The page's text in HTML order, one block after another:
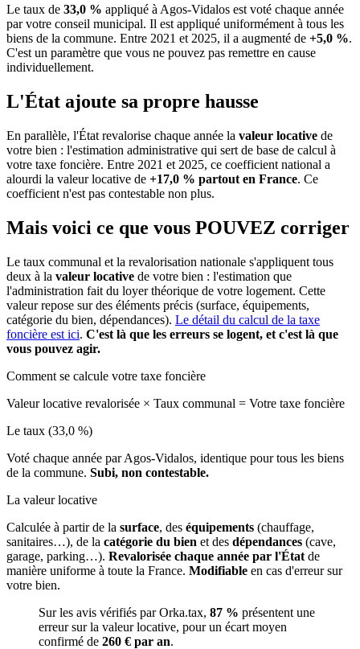
Le taux de 33,0 % appliqué à Agos-Vidalos est voté chaque année
par votre conseil municipal. Il est appliqué uniformément à tous les
biens de la commune. Entre 2021 et 2025, il a augmenté de +5,0 %.
C'est un paramètre que vous ne pouvez pas remettre en cause
individuellement.
L'État ajoute sa propre hausse
En parallèle, l'État revalorise chaque année la valeur locative de
votre bien : l'estimation administrative qui sert de base de calcul à
votre taxe foncière. Entre 2021 et 2025, ce coefficient national a
alourdi la valeur locative de +17,0 % partout en France. Ce
coefficient n'est pas contestable non plus.
Mais voici ce que vous POUVEZ corriger
Le taux communal et la revalorisation nationale s'appliquent tous
deux à la valeur locative de votre bien : l'estimation que
l'administration fait du loyer théorique de votre logement. Cette
valeur repose sur des éléments précis (surface, équipements,
catégorie du bien, dépendances). Le détail du calcul de la taxe
foncière est ici. C'est là que les erreurs se logent, et c'est là que
vous pouvez agir.
Comment se calcule votre taxe foncière
Valeur locative revalorisée × Taux communal = Votre taxe foncière
Le taux (33,0 %)
Voté chaque année par Agos-Vidalos, identique pour tous les biens
de la commune. Subi, non contestable.
La valeur locative
Calculée à partir de la surface, des équipements (chauffage,
sanitaires…), de la catégorie du bien et des dépendances (cave,
garage, parking…). Revalorisée chaque année par l'État de
manière uniforme à toute la France. Modifiable en cas d'erreur sur
votre bien.
Sur les avis vérifiés par Orka.tax, 87 % présentent une
erreur sur la valeur locative, pour un écart moyen
confirmé de 260 € par an.